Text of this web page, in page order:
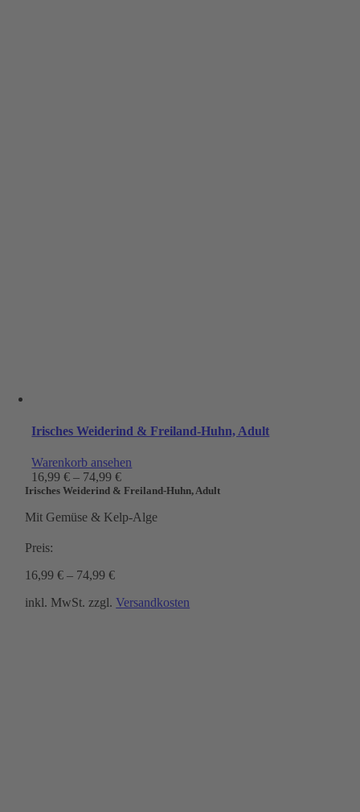
Irisches Weiderind & Freiland-Huhn, Adult
Warenkorb ansehen
16,99€ – 74,99€
Irisches Weiderind & Freiland-Huhn, Adult
Mit Gemüse & Kelp-Alge
Preis:
16,99€ – 74,99€
inkl. MwSt. zzgl.Versandkosten